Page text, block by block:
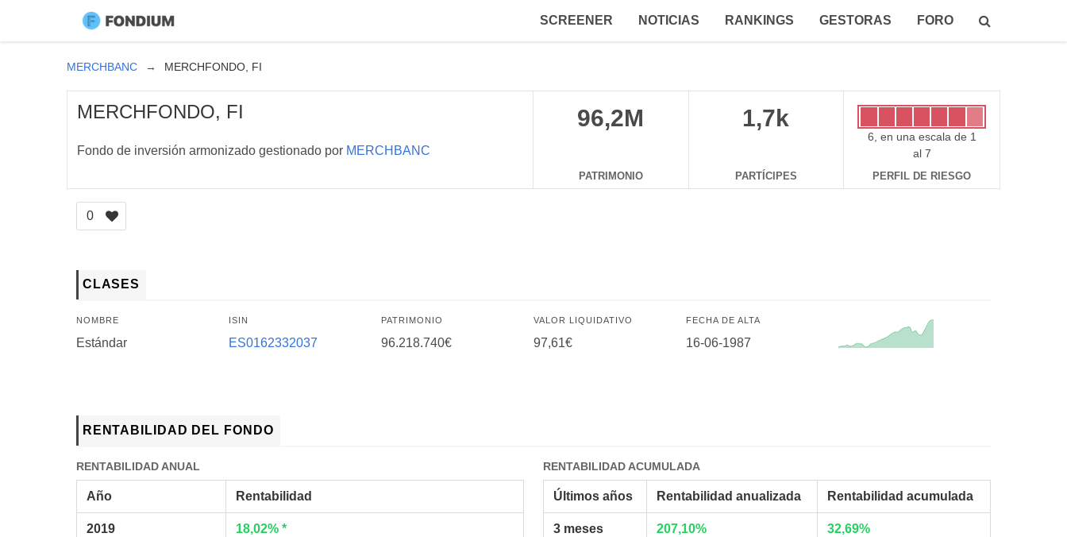
SCREENER NOTICIAS RANKINGS GESTORAS FORO
MERCHBANC MERCHFONDO, FI
MERCHFONDO, FI
Fondo de inversión armonizado gestionado por MERCHBANC
96,2M
PATRIMONIO
1,7k
PARTÍCIPES
6, en una escala de 1
al 7
PERFIL DE RIESGO
0
CLASES
NOMBRE
Estándar
ISIN
ES0162332037
PATRIMONIO
96.218.740€
VALOR LIQUIDATIVO
97,61€
FECHA DE ALTA
16-06-1987
RENTABILIDAD DEL FONDO
RENTABILIDAD ANUAL
Año Rentabilidad
2019 18,02% *
RENTABILIDAD ACUMULADA
Últimos años Rentabilidad anualizada Rentabilidad acumulada
3 meses 207,10% 32,69%